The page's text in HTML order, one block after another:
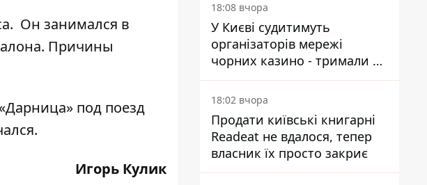
Он занимался в
Причины
под поезд
Игорь Кулик
18:08 вчора
У Києві судитимуть
організаторів мережі
чорних казино - тримали 39
закладів
18:02 вчора
Продати київські книгарні
Readeat не вдалося, тепер
власник їх просто закриє